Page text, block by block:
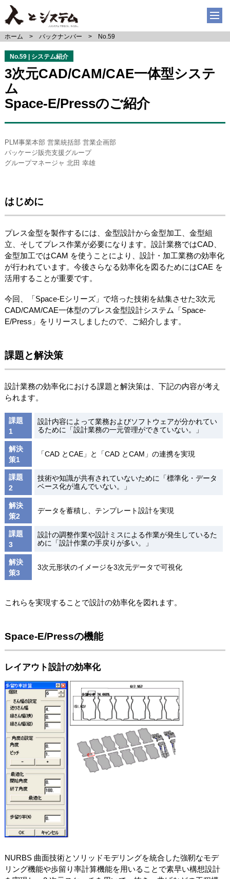
ホーム バックナンバー No.59
No.59 | システム紹介
3次元CAD/CAM/CAE一体型システ
ム
Space-E/Pressのご紹介
PLM事業本部 営業統括部 営業企画部
パッケージ販売支援グループ
グループマネージャ 北田 幸雄
はじめに
プレス金型を製作するには、金型設計から金型加工、金型組
立、そしてプレス作業が必要になります。設計業務ではCAD、
金型加工ではCAM を使うことにより、設計・加工業務の効率化
が行われています。今後さらなる効率化を図るためにはCAE を
活用することが重要です。
今回、「Space-Eシリーズ」で培った技術を結集させた3次元
CAD/CAM/CAE一体型のプレス金型設計システム「Space-
E/Press」をリリースしましたので、ご紹介します。
課題と解決策
設計業務の効率化における課題と解決策は、下記の内容が考え
られます。
課題
1
設計内容によって業務およびソフトウェアが分かれてい
るために「設計業務の一元管理ができていない。」
解決
策1
「CAD とCAE」と「CAD とCAM」の連携を実現
課題
2
技術や知識が共有されていないために「標準化・データ
ベース化が進んでいない。」
解決
策2
データを蓄積し、テンプレート設計を実現
課題
3
設計の調整作業や設計ミスによる作業が発生しているた
めに「設計作業の手戻りが多い。」
解決
策3
3次元形状のイメージを3次元データで可視化
これらを実現することで設計の効率化を図れます。
Space-E/Pressの機能
レイアウト設計の効率化
NURBS 曲面技術とソリッドモデリングを統合した強靭なモデ
リング機能や歩留り率計算機能を用いることで素早い構想設計